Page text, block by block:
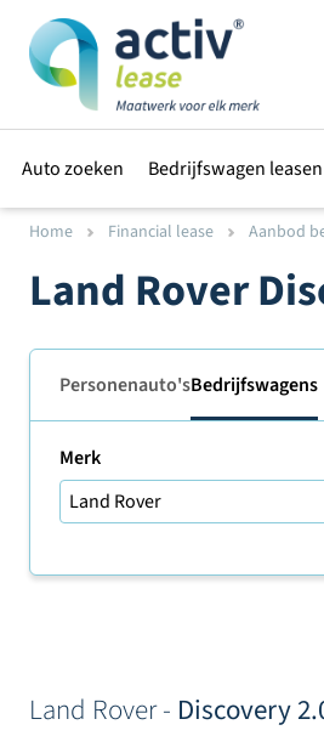
Auto zoeken Bedrijfswagen leasen
Home Financial lease Aanbod
Land Rover
Personenauto'sBedrijfswagens
Merk
Land Rover - Discovery